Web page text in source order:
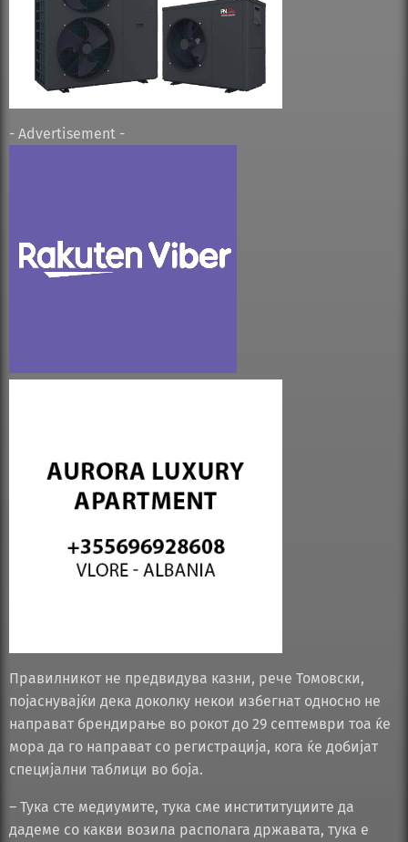
- Advertisement -
Правилникот не предвидува казни, рече Томовски,
појаснувајќи дека доколку некои избегнат односно не
направат брендирање во рокот до 29 септември тоа ќе
мора да го направат со регистрација, кога ќе добијат
специјални таблици во боја.
– Тука сте медиумите, тука сме инстититуциите да
дадеме со какви возила располага државата, тука е